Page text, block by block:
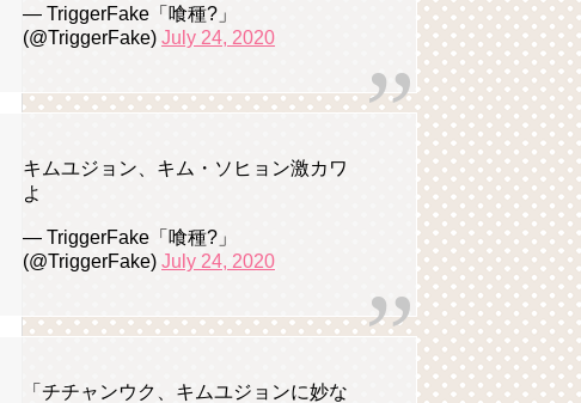
— TriggerFake「喰種?」
(@TriggerFake) July 24, 2020
キムユジョン、キム・ソヒョン激カワ
よ
— TriggerFake「喰種?」
(@TriggerFake) July 24, 2020
「チチャンウク、キムユジョンに妙な